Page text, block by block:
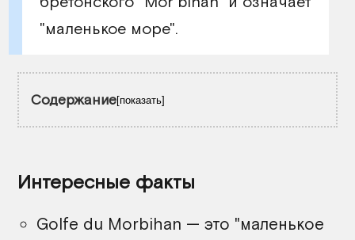
"маленькое море".
Содержание показать
Соседние регионы
Интересные факты
Golfe du Morbihan — это "маленькое